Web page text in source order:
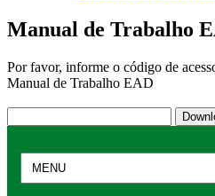
Manual de Trabalho
Por favor, informe o código de
Manual de Trabalho EAD